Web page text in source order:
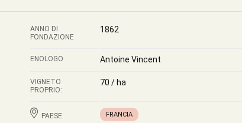
ANNO DI
FONDAZIONE
1862
ENOLOGO Antoine Vincent
VIGNETO
PROPRIO:
70 / ha
PAESE FRANCIA